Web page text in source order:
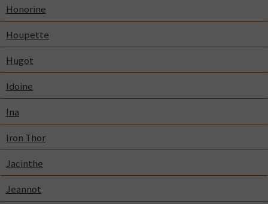
Honorine
Houpette
Hugot
Idoine
Ina
Iron Thor
Jacinthe
Jeannot